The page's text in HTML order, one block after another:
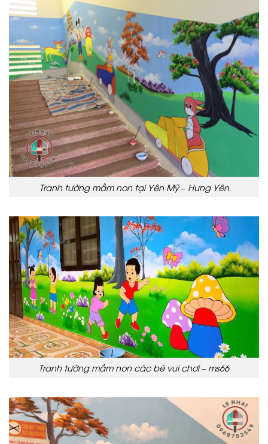
Tranh tường mầm non tại Yên Mỹ – Hưng Yên
Tranh tường mầm non các bé vui chơi – ms66